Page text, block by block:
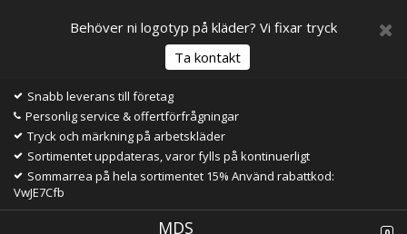
Behöver ni logotyp på kläder? Vi fixar tryck
Ta kontakt
Snabb leverans till företag
Personlig service & offertförfrågningar
Tryck och märkning på arbetskläder
Sortimentet uppdateras, varor fylls på kontinuerligt
Sommarrea på hela sortimentet 15% Använd rabattkod:
VwJE7Cfb
MDS